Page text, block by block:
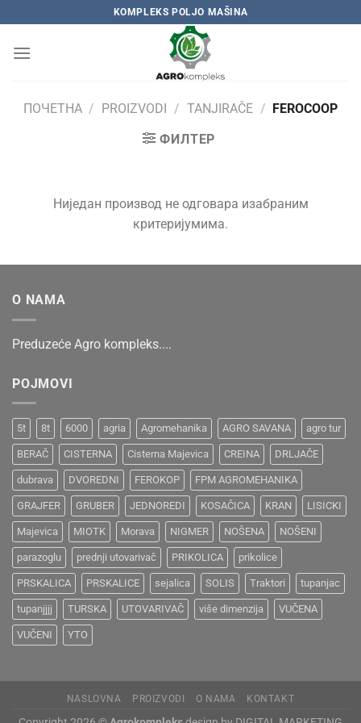
to
content
KOMPLEKS POLJO MAŠINA
ПОЧЕТНА / PROIZVODI / TANJIRAČE / FEROCOOP
ФИЛТЕР
Ниједан производ не одговара изабраним
критеријумима.
O NAMA
Preduzeće Agro kompleks....
POJMOVI
5t 8t 6000 agria Agromehanika AGRO SAVANA agro tur
BERAČ CISTERNA Cisterna Majevica CREINA DRLJAČE
dubrava DVOREDNI FEROKOP FPM AGROMEHANIKA
GRAJFER GRUBER JEDNOREDI KOSAČICA KRAN LISICKI
Majevica MIOTK Morava NIGMER NOŠENA NOŠENI
parazoglu prednji utovarivač PRIKOLICA prikolice
PRSKALICA PRSKALICE sejalica SOLIS Traktori tupanjac
tupanjjjj TURSKA UTOVARIVAČ više dimenzija VUČENA
VUČENI YTO
NASLOVNA PROIZVODI O NAMA KONTAKT